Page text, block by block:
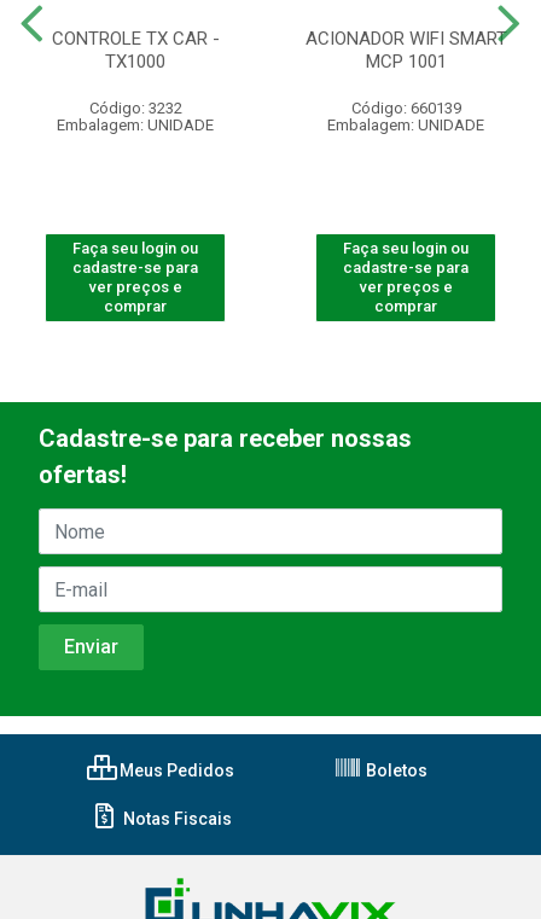
CONTROLE TX CAR -
TX1000
Código: 3232
Embalagem: UNIDADE
Faça seu login ou
cadastre-se para
ver preços e
comprar
ACIONADOR WIFI SMART
MCP 1001
Código: 660139
Embalagem: UNIDADE
Faça seu login ou
cadastre-se para
ver preços e
comprar
Cadastre-se para receber nossas
ofertas!
Meus Pedidos Boletos
Notas Fiscais